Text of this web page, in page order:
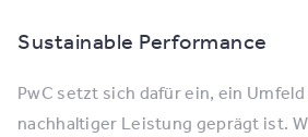
Sustainable Performance
PwC setzt sich dafür ein, ein
nachhaltiger Leistung geprägt ist.